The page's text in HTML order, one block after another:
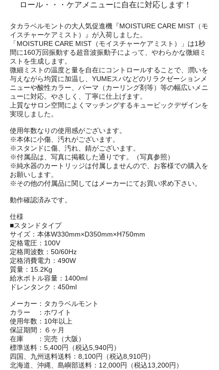
ロール・・・ケアメニューに自在に対応します！
タカラベルモントの大人気促進機『MOISTURE CARE MIST（モ
イスチャーケアミスト）』が入荷しました。
「MOISTURE CARE MIST（モイスチャーケアミスト）」は1秒
間に160万回振動する超音波振動子によって、やわらかな微細ミ
ストを生成します。
微細ミストの温度と量を自在にコントロールすることで、潤いを
与えながら均質に加温し、YUMEスパなどのリラクゼーションメ
ニューや酸性カラー、パーマ（カーリング剤等）等の幅広いメニ
ューに対応。やさしく、丁寧に仕上げます。
上質なサロン空間によくマッチングするキュービックデザインを
実現しました。
使用年数なりの使用感がございます。
※本体に小傷、汚れがございます。
※スタンドに傷、汚れ、錆がございます。
※付属品は、写真に掲載した通りです。（写真参照）
※純水器のカートリッジは付属しませんので、お客様での購入を
お願いします。
※その他の付属品に関してはメーカーにてお買い求め下さい。
動作確認済みです。
仕様
■スタンドタイプ
サイズ：本体W330mm×D350mm×H750mm
定格電圧：100V
定格周波数：50/60Hz
定格消費電力：490W
質量：15.2Kg
給水ボトル容量：1400ml
ドレンタンク：450ml
メーカー：タカラベルモント
カラー ：ホワイト
使用年数：10年以上
保証期間：６ヶ月
在庫 ：完売（大阪）
標準送料：5,400円（税込5,940円）
四国、九州送料送料：8,100円（税込8,910円）
北海道、沖縄、島嶼部送料：12,000円（税込13,200円）